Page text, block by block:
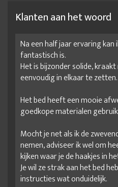
Klanten aan het woord
Na een half jaar ervaring
fantastisch is.
Het is bijzonder solide,
eenvoudig in elkaar te zetten.
Het bed heeft een mooie
goedkope materialen
Mocht je net als ik de
nemen, adviseer ik wel om
kijken waar je de haakjes in
Je wil ze strak aan het bed
instructies wat onduidelijk.